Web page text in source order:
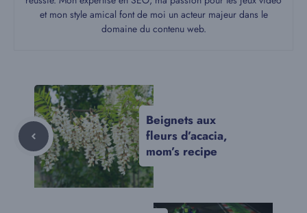
et mon style amical font de moi un acteur majeur dans le
domaine du contenu web.
Beignets aux
fleurs d’acacia,
mom’s recipe